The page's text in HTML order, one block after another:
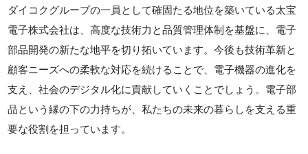
ダイコクグループの一員として確固たる地位を築いている太宝
電子株式会社は、高度な技術力と品質管理体制を基盤に、電子
部品開発の新たな地平を切り拓いています。今後も技術革新と
顧客ニーズへの柔軟な対応を続けることで、電子機器の進化を
支え、社会のデジタル化に貢献していくことでしょう。電子部
品という縁の下の力持ちが、私たちの未来の暮らしを支える重
要な役割を担っています。